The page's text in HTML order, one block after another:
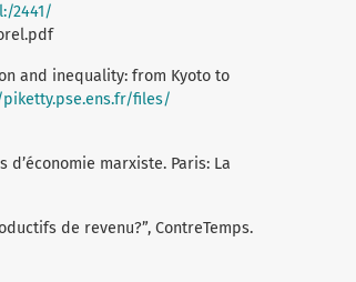
2441/
and inequality: from Kyoto to
files/
marxiste. Paris: La
de revenu?”, ContreTemps.